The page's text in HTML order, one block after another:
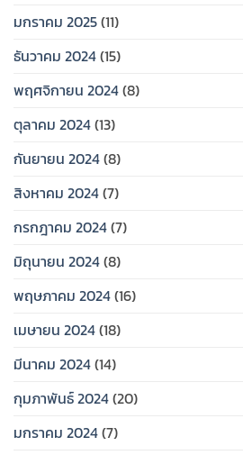
มกราคม 2025(11)
ธันวาคม 2024(15)
พฤศจิกายน 2024(8)
ตุลาคม 2024(13)
กันยายน 2024(8)
สิงหาคม 2024(7)
กรกฎาคม 2024(7)
มิถุนายน 2024(8)
พฤษภาคม 2024(16)
เมษายน 2024(18)
มีนาคม 2024(14)
กุมภาพันธ์ 2024(20)
มกราคม 2024(7)